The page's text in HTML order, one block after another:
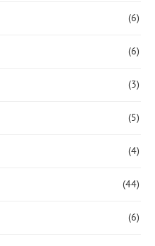
(6)
(6)
(3)
(5)
(4)
(44)
(6)